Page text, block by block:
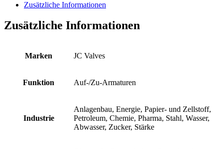
Zusätzliche Informationen
Zusätzliche Informationen
Marken JC Valves
Funktion Auf-/Zu-Armaturen
Industrie
Anlagenbau, Energie, Papier- und Zellstoff,
Petroleum, Chemie, Pharma, Stahl, Wasser,
Abwasser, Zucker, Stärke